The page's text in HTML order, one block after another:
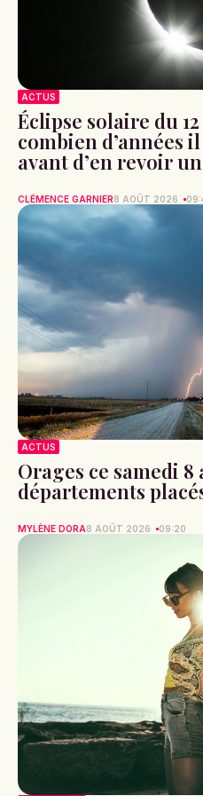
ACTUS
Éclipse solaire du
combien d’années
avant d’en revoir
CLÉMENCE GARNIER8 AOÛT 2026
ACTUS
Orages ce samedi 8
départements
MYLÈNE DORA8 AOÛT 2026 09:20